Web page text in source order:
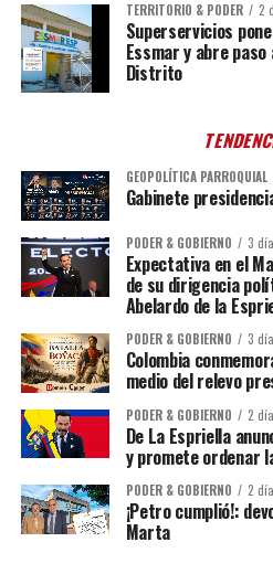
TERRITORIO & PODER 2
Superservicios
Essmar y abre
Distrito
GEOPOLÍTICA PARROQUIAL
Gabinete
PODER & GOBIERNO 3
Expectativa en el
de su dirigencia
Abelardo de la
PODER & GOBIERNO 3
Colombia
medio del relevo
PODER & GOBIERNO 2
De La Espriella
y promete ordenar
PODER & GOBIERNO 2
¡Petro cumplió!:
Marta